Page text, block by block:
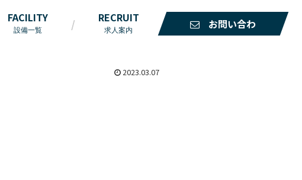
FACILITY
設備一覧
RECRUIT
求人案内
お問い合わ
2023.03.07